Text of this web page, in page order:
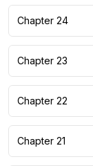
Chapter 24
Chapter 23
Chapter 22
Chapter 21